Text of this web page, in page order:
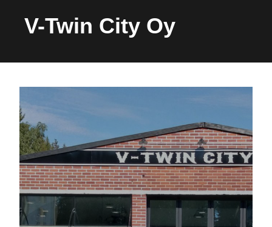
V-Twin City Oy